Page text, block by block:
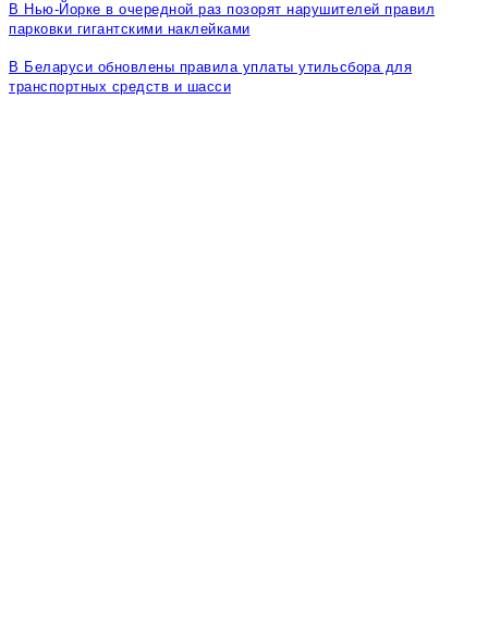
В Нью-Йорке в очередной раз позорят нарушителей правил
парковки гигантскими наклейками
В Беларуси обновлены правила уплаты утильсбора для
транспортных средств и шасси